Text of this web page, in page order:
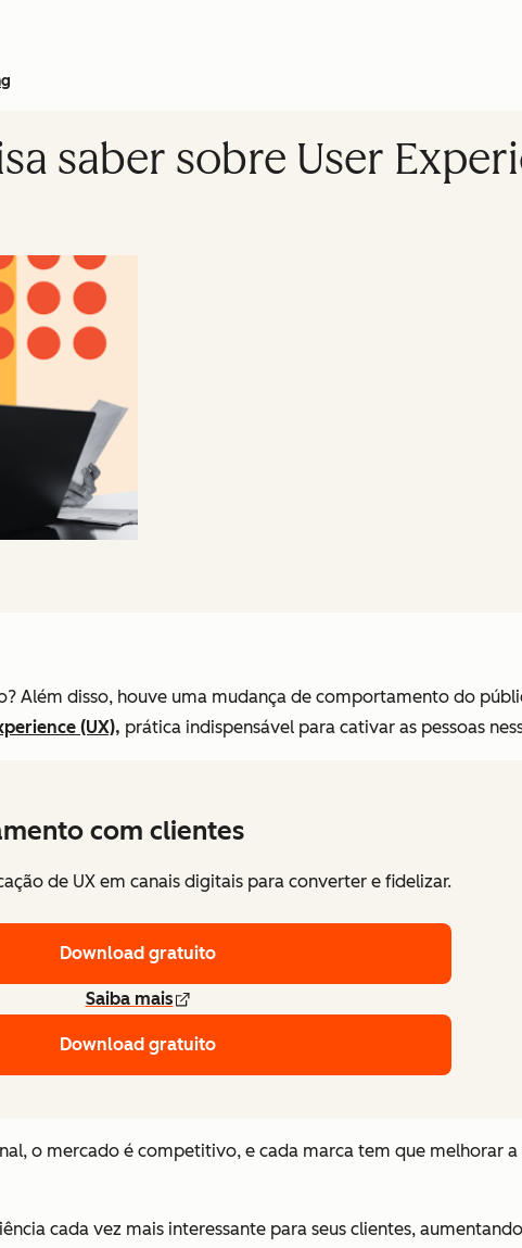
saber sobre User
Além disso, houve uma mudança de comportamento do
(UX), prática indispensável para cativar as pessoas
com clientes
de UX em canais digitais para converter e fidelizar.
Download gratuito
Saiba mais
Download gratuito
o mercado é competitivo, e cada marca tem que melhorar a
cada vez mais interessante para seus clientes,